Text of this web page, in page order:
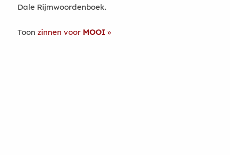
Dale Rijmwoordenboek.
Toon zinnen voor MOOI